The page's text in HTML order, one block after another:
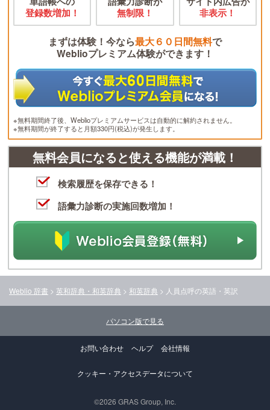
登録数増加！
無制限！
非表示！
まずは体験！今なら最大６０日間無料で
Weblioプレミアム体験ができます！
※無料期間終了後、Weblioプレミアムサービスは自動的に解約されません。
※無料期間が終了すると月額330円(税込)が発生します。
無料会員になると使える機能が満載！
検索履歴を保存できる！
語彙力診断の実施回数増加！
Weblio 辞書 > 英和辞典・和英辞典 > 和英辞典 > 人員点呼の英語・英訳
パソコン版で見る
お問い合わせ ヘルプ 会社情報
クッキー・アクセスデータについて
©2026 GRAS Group, Inc.